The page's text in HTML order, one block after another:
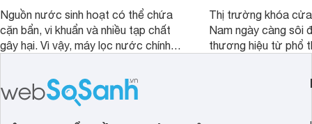
Nguồn nước sinh hoạt có thể chứa
cặn bẩn, vi khuẩn và nhiều tạp chất
gây hại. Vì vậy, máy lọc nước chính
sạch cho cả gia đình.
Thị trường khóa
Nam ngày càng sôi
thương hiệu từ phổ
sẽ so sánh 5